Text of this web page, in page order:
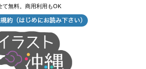
て無料。商用利用もOK